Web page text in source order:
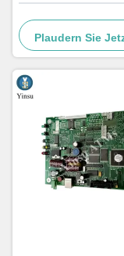
Teile für
1750147868
Plaudern Sie